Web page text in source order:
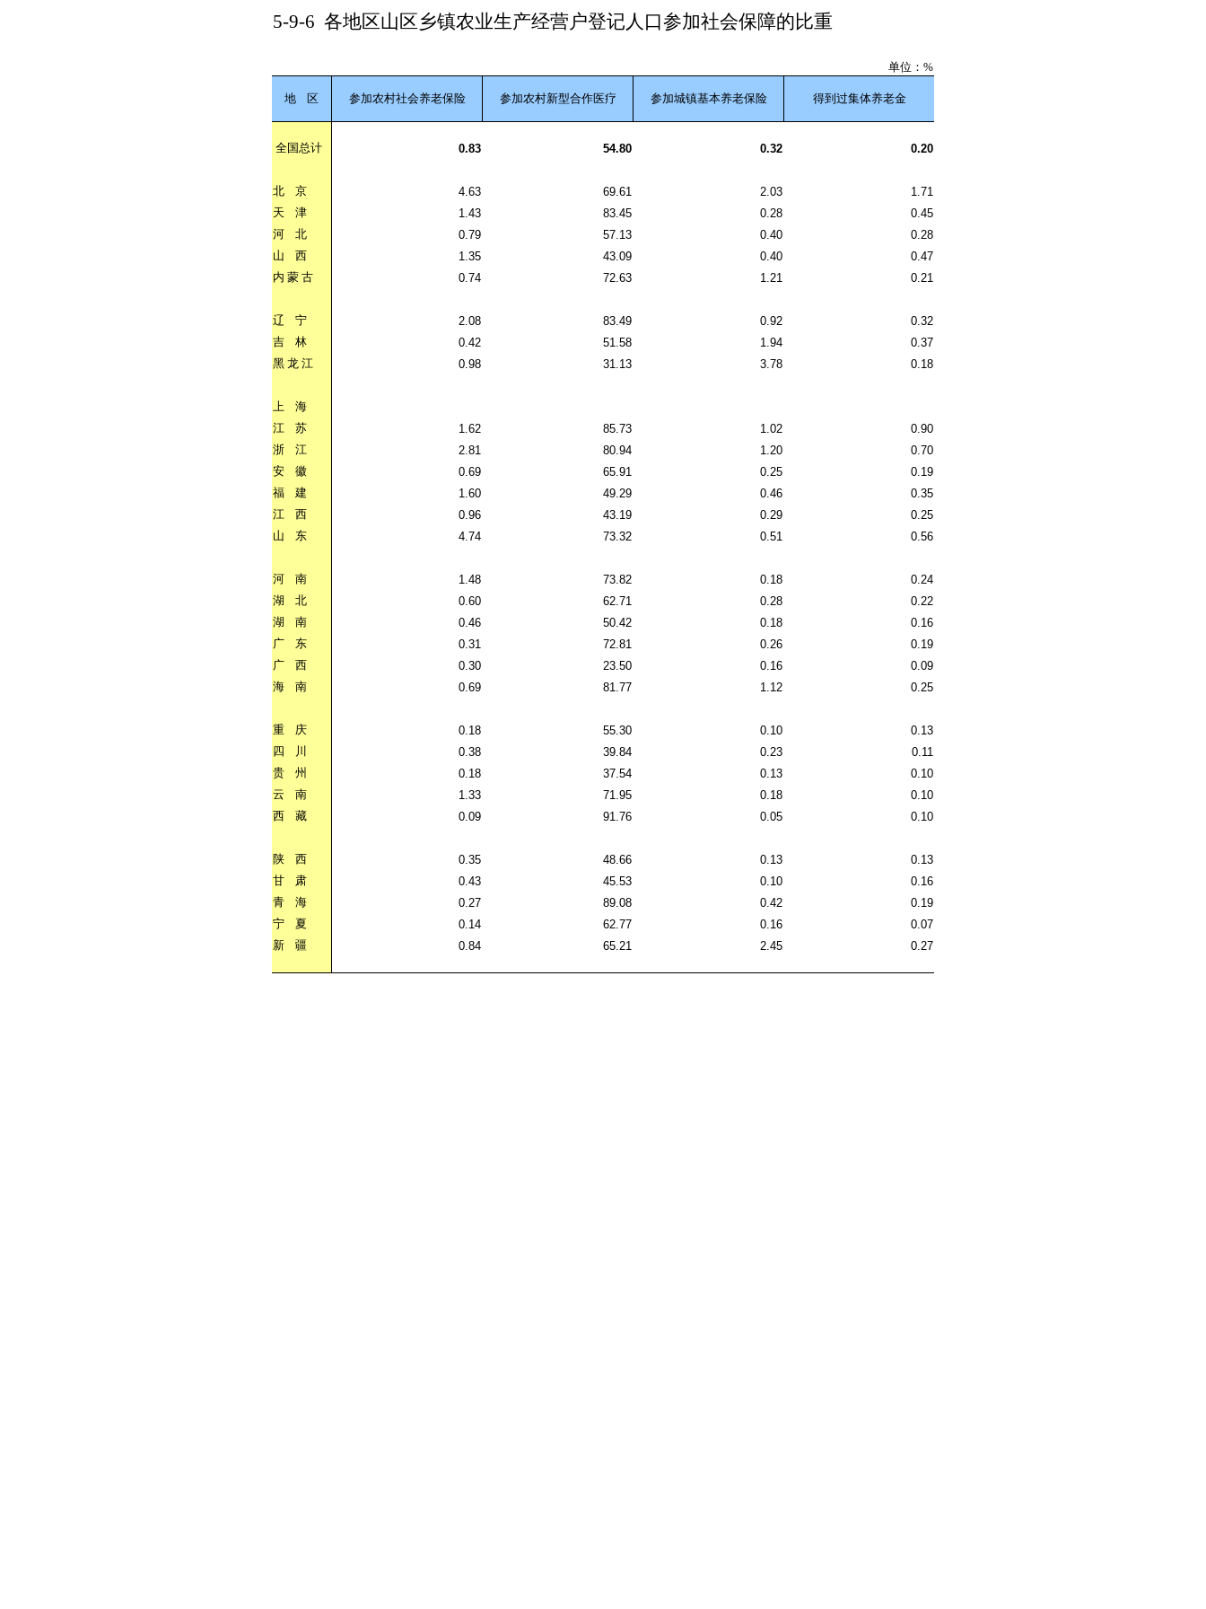
5-9-6 各地区山区乡镇农业生产经营户登记人口参加社会保障的比重
单位：%
地 区 参加农村社会养老保险 参加农村新型合作医疗 参加城镇基本养老保险 得到过集体养老金
全国总计 0.83 54.80 0.32 0.20
北 京 4.63 69.61 2.03
1.71
天
津 1.43 83.45 0.28
0.45
河
北 0.79 57.13 0.40
0.28
山
西 1.35 43.09 0.40
0.47
内 蒙 古 0.74 72.63 1.21 0.21
辽 宁 2.08 83.49 0.92
0.32
吉
林 0.42 51.58 1.94
0.37
黑 龙 江 0.98 31.13 3.78 0.18
上
海
江
苏 1.62 85.73 1.02
0.90
浙
江 2.81 80.94 1.20
0.70
安
徽 0.69 65.91 0.25
0.19
福
建 1.60 49.29 0.46
0.35
江
西 0.96 43.19 0.29
0.25
山
东 4.74 73.32 0.51 0.56
河 南 1.48 73.82 0.18
0.24
湖
北 0.60 62.71 0.28
0.22
湖
南 0.46 50.42 0.18
0.16
广
东 0.31 72.81 0.26
0.19
广
西 0.30 23.50 0.16
0.09
海
南 0.69 81.77 1.12 0.25
重 庆 0.18 55.30 0.10
0.13
四
川 0.38 39.84 0.23
0.11
贵
州 0.18 37.54 0.13
0.10
云
南 1.33 71.95 0.18
0.10
西
藏 0.09 91.76 0.05 0.10
陕 西 0.35 48.66 0.13
0.13
甘
肃 0.43 45.53 0.10
0.16
青
海 0.27 89.08 0.42
0.19
宁
夏 0.14 62.77 0.16
0.07
新
疆 0.84 65.21 2.45 0.27